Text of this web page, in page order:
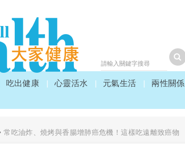
吃出健康 心靈活水 元氣生活 兩性關係
常吃油炸、燒烤與香腸增肺癌危機！這樣吃遠離致癌物